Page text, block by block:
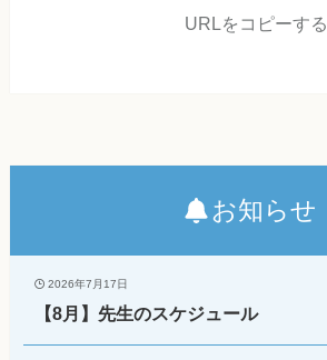
URLをコピーする
お知らせ
2026年7月17日
【8月】先生のスケジュール